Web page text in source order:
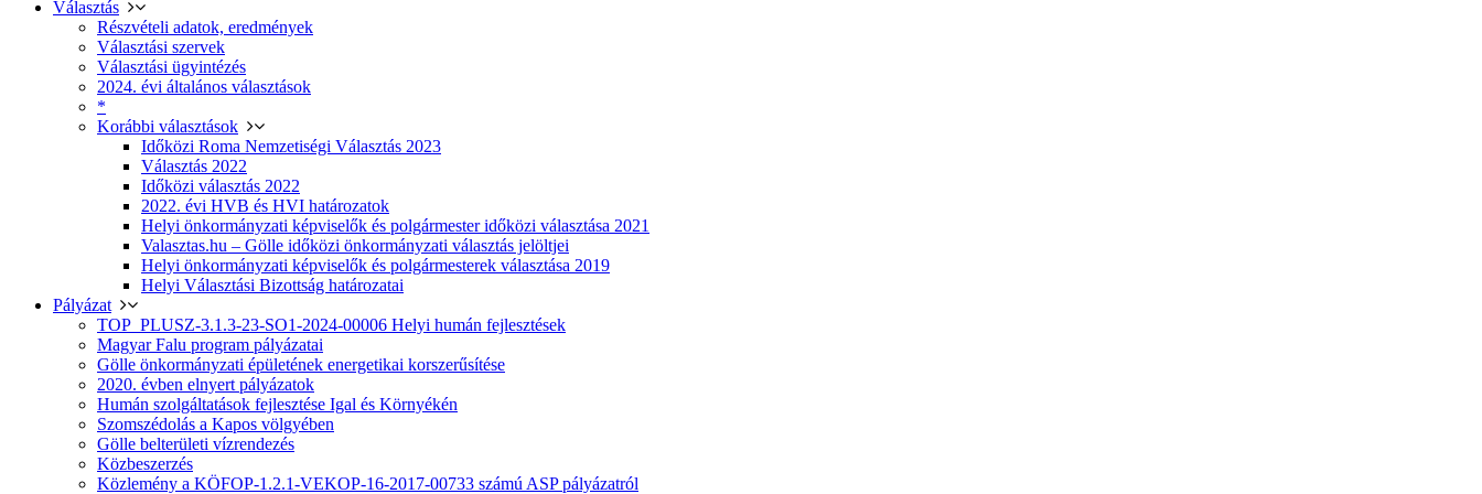
Választás
Részvételi adatok, eredmények
Választási szervek
Választási ügyintézés
2024. évi általános választások
*
Korábbi választások
Időközi Roma Nemzetiségi Választás 2023
Választás 2022
Időközi választás 2022
2022. évi HVB és HVI határozatok
Helyi önkormányzati képviselők és polgármester időközi választása 2021
Valasztas.hu – Gölle időközi önkormányzati választás jelöltjei
Helyi önkormányzati képviselők és polgármesterek választása 2019
Helyi Választási Bizottság határozatai
Pályázat
TOP_PLUSZ-3.1.3-23-SO1-2024-00006 Helyi humán fejlesztések
Magyar Falu program pályázatai
Gölle önkormányzati épületének energetikai korszerűsítése
2020. évben elnyert pályázatok
Humán szolgáltatások fejlesztése Igal és Környékén
Szomszédolás a Kapos völgyében
Gölle belterületi vízrendezés
Közbeszerzés
Közlemény a KÖFOP-1.2.1-VEKOP-16-2017-00733 számú ASP pályázatról